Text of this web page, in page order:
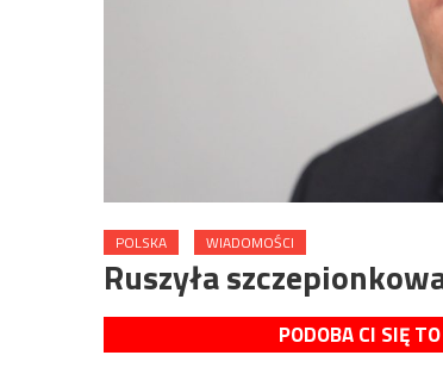
POLSKA WIADOMOŚCI
Ruszyła
PODOBA CI SIĘ